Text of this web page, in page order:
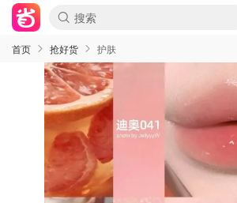
首页 抢好货 护肤